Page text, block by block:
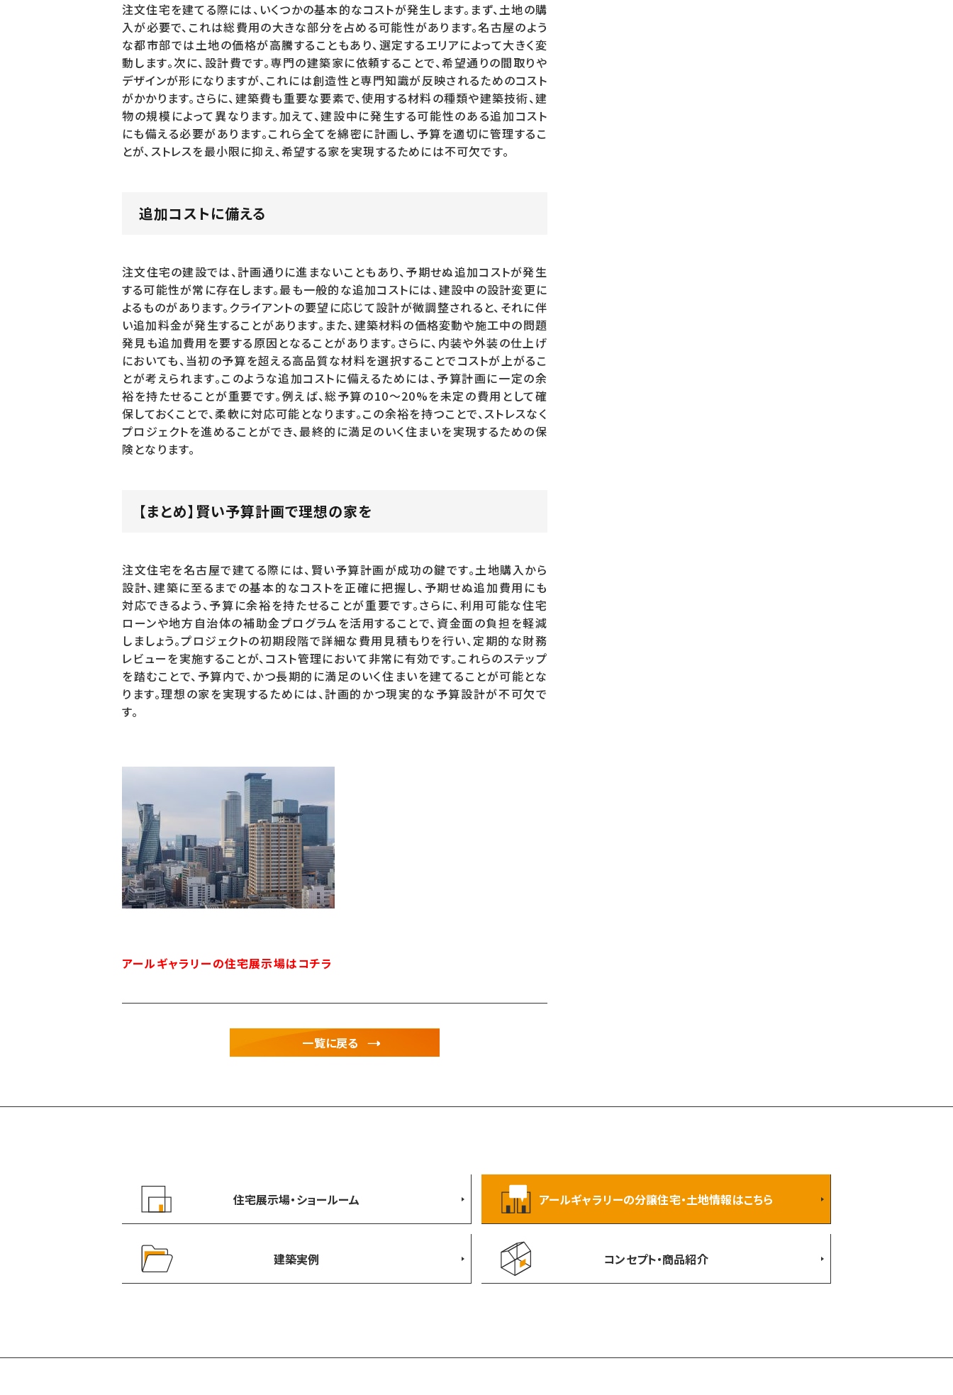
注文住宅を建てる際には、いくつかの基本的なコストが発生します。まず、土地の購
入が必要で、これは総費用の大きな部分を占める可能性があります。名古屋のよう
な都市部では土地の価格が高騰することもあり、選定するエリアによって大きく変
動します。次に、設計費です。専門の建築家に依頼することで、希望通りの間取りや
デザインが形になりますが、これには創造性と専門知識が反映されるためのコスト
がかかります。さらに、建築費も重要な要素で、使用する材料の種類や建築技術、建
物の規模によって異なります。加えて、建設中に発生する可能性のある追加コスト
にも備える必要があります。これら全てを綿密に計画し、予算を適切に管理するこ
とが、ストレスを最小限に抑え、希望する家を実現するためには不可欠です。
追加コストに備える
注文住宅の建設では、計画通りに進まないこともあり、予期せぬ追加コストが発生
する可能性が常に存在します。最も一般的な追加コストには、建設中の設計変更に
よるものがあります。クライアントの要望に応じて設計が微調整されると、それに伴
い追加料金が発生することがあります。また、建築材料の価格変動や施工中の問題
発見も追加費用を要する原因となることがあります。さらに、内装や外装の仕上げ
においても、当初の予算を超える高品質な材料を選択することでコストが上がるこ
とが考えられます。このような追加コストに備えるためには、予算計画に一定の余
裕を持たせることが重要です。例えば、総予算の10〜20%を未定の費用として確
保しておくことで、柔軟に対応可能となります。この余裕を持つことで、ストレスなく
プロジェクトを進めることができ、最終的に満足のいく住まいを実現するための保
険となります。
【まとめ】賢い予算計画で理想の家を
注文住宅を名古屋で建てる際には、賢い予算計画が成功の鍵です。土地購入から
設計、建築に至るまでの基本的なコストを正確に把握し、予期せぬ追加費用にも
対応できるよう、予算に余裕を持たせることが重要です。さらに、利用可能な住宅
ローンや地方自治体の補助金プログラムを活用することで、資金面の負担を軽減
しましょう。プロジェクトの初期段階で詳細な費用見積もりを行い、定期的な財務
レビューを実施することが、コスト管理において非常に有効です。これらのステップ
を踏むことで、予算内で、かつ長期的に満足のいく住まいを建てることが可能とな
ります。理想の家を実現するためには、計画的かつ現実的な予算設計が不可欠で
す。
アールギャラリーの住宅展示場はコチラ
一覧に戻る
住宅展示場・ショールーム アールギャラリーの分譲住宅・土地情報はこちら
建築実例 コンセプト・商品紹介